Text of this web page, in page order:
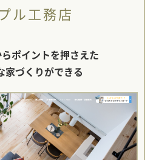
ル工務店
ポイントを押さえた
家づくりができる